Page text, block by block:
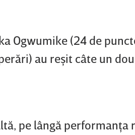
Ogwumike (24 de
au reşit câte un
pe lângă performanţa